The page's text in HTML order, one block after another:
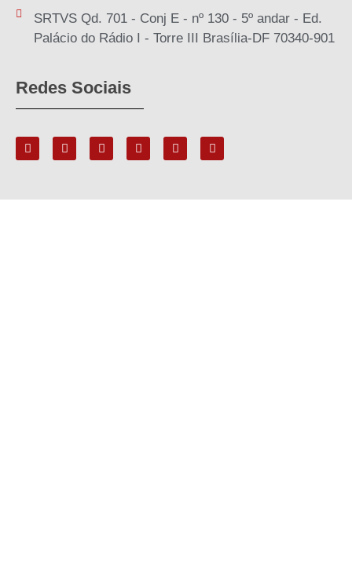
SRTVS Qd. 701 - Conj E - nº 130 - 5º andar - Ed.
Palácio do Rádio I - Torre III Brasília-DF 70340-901
Redes Sociais